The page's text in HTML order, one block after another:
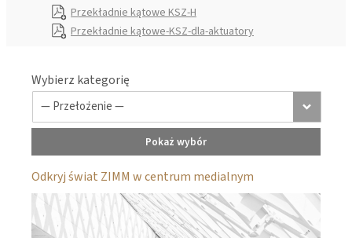
Przekładnie kątowe KSZ-H
Przekładnie kątowe-KSZ-dla-aktuatory
Wybierz kategorię
Pokaż wybór
Odkryj świat ZIMM w centrum medialnym